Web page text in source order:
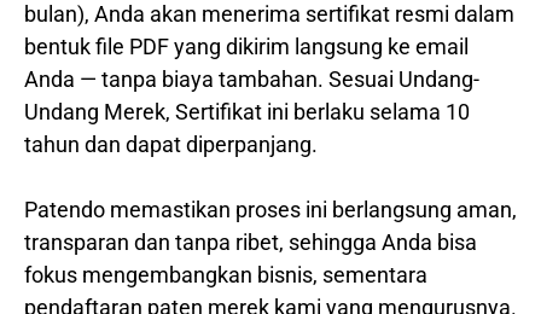
bulan), Anda akan menerima sertifikat resmi dalam
bentuk file PDF yang dikirim langsung ke email
Anda — tanpa biaya tambahan. Sesuai Undang-
Undang Merek, Sertifikat ini berlaku selama 10
tahun dan dapat diperpanjang.
Patendo memastikan proses ini berlangsung aman,
transparan dan tanpa ribet, sehingga Anda bisa
fokus mengembangkan bisnis, sementara
pendaftaran paten merek kami yang mengurusnya.